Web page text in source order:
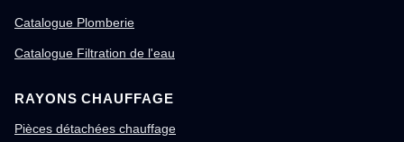
Catalogue Plomberie
Catalogue Filtration de l'eau
RAYONS CHAUFFAGE
Pièces détachées chauffage